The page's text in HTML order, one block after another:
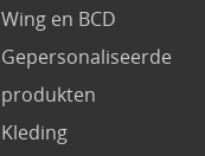
Wing en BCD
Gepersonaliseerde
produkten
Kleding